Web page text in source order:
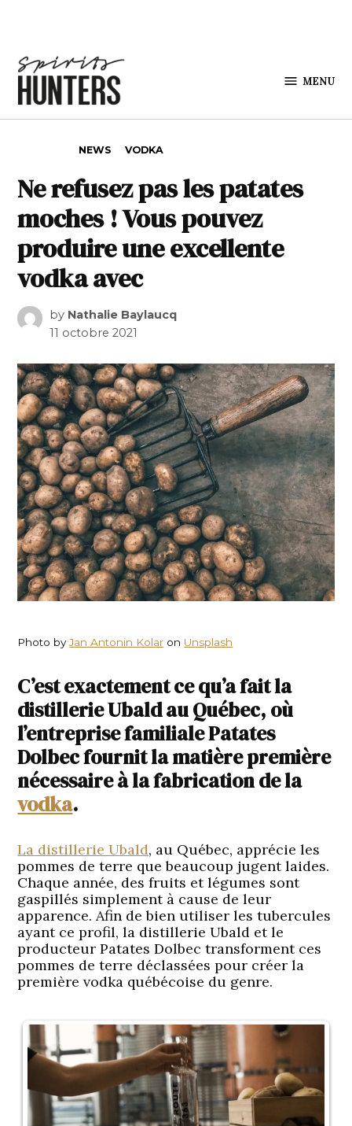
MENU
NEWS VODKA
Ne refusez pas les patates
moches ! Vous pouvez
produire une excellente
vodka avec
by Nathalie Baylaucq
11 octobre 2021
Photo byJan Antonin Kolar on Unsplash
C’est exactement ce qu’a fait la
distillerie Ubald au Québec, où
l’entreprise familiale Patates
Dolbec fournit la matière première
nécessaire à la fabrication de la
vodka.
La distillerie Ubald, au Québec, apprécie les
pommes de terre que beaucoup jugent laides.
Chaque année, des fruits et légumes sont
gaspillés simplement à cause de leur
apparence. Afin de bien utiliser les tubercules
ayant ce profil, la distillerie Ubald et le
producteur Patates Dolbec transforment ces
pommes de terre déclassées pour créer la
première vodka québécoise du genre.